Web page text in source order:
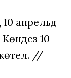
апрельдә
10
//